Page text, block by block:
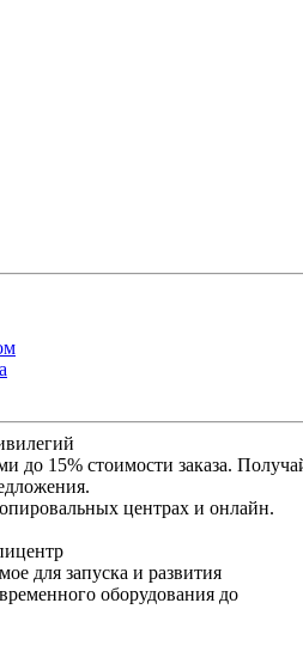
до 15% стоимости заказа.
центрах и онлайн.
для запуска и развития
оборудования до